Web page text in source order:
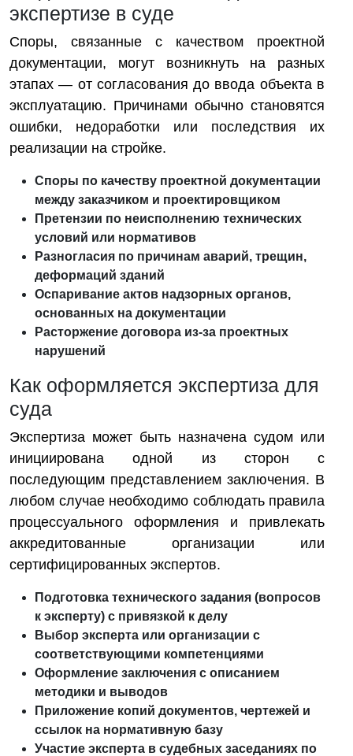
экспертизе в суде
Споры, связанные с качеством проектной
документации, могут возникнуть на разных
этапах — от согласования до ввода объекта в
эксплуатацию. Причинами обычно становятся
ошибки, недоработки или последствия их
реализации на стройке.
Споры по качеству проектной документации
между заказчиком и проектировщиком
Претензии по неисполнению технических
условий или нормативов
Разногласия по причинам аварий, трещин,
деформаций зданий
Оспаривание актов надзорных органов,
основанных на документации
Расторжение договора из-за проектных
нарушений
Как оформляется экспертиза для
суда
Экспертиза может быть назначена судом или
инициирована одной из сторон с
последующим представлением заключения. В
любом случае необходимо соблюдать правила
процессуального оформления и привлекать
аккредитованные организации или
сертифицированных экспертов.
Подготовка технического задания (вопросов
к эксперту) с привязкой к делу
Выбор эксперта или организации с
соответствующими компетенциями
Оформление заключения с описанием
методики и выводов
Приложение копий документов, чертежей и
ссылок на нормативную базу
Участие эксперта в судебных заседаниях по